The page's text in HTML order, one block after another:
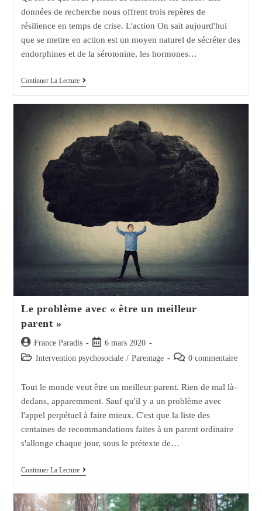
données de recherche nous offrent trois repères de
résilience en temps de crise. L'action On sait aujourd'hui
que se mettre en action est un moyen naturel de sécréter des
endorphines et de la sérotonine, les hormones…
Continuer La Lecture3
Résilience
Pour
Surmonter
Les
Crises
Le problème avec « être un meilleur
parent »
Auteur/autrice
de
France Paradis
Post
published:
6 mars 2020
Post Intervention psychosociale / Parentage
Post 0 commentaire
Tout le monde veut être un meilleur parent. Rien de mal là-
dedans, apparemment. Sauf qu'il y a un problème avec
l'appel perpétuel à faire mieux. C'est que la liste des
centaines de recommandations faites à un parent ordinaire
s'allonge chaque jour, sous le prétexte de…
Continuer La LectureLe
« Être
Un